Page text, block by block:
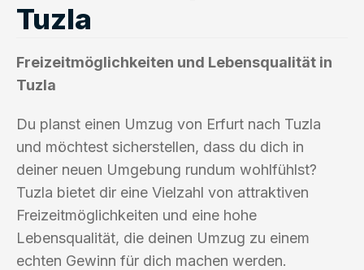
Tuzla
Freizeitmöglichkeiten und Lebensqualität in
Tuzla
Du planst einen Umzug von Erfurt nach Tuzla
und möchtest sicherstellen, dass du dich in
deiner neuen Umgebung rundum wohlfühlst?
Tuzla bietet dir eine Vielzahl von attraktiven
Freizeitmöglichkeiten und eine hohe
Lebensqualität, die deinen Umzug zu einem
echten Gewinn für dich machen werden.